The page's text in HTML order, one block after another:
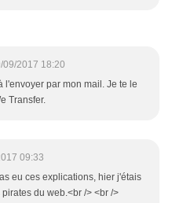
09/2017 18:20
l'envoyer par mon mail. Je te le
Transfer.
09:33
eu ces explications, hier j'étais
du web.<br /> <br />